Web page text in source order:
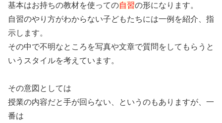
基本はお持ちの教材を使っての自習の形になります。
自習のやり方がわからない子どもたちには一例を紹介、指
示します。
その中で不明なところを写真や文章で質問をしてもらうと
いうスタイルを考えています。
その意図としては
授業の内容だと手が回らない、というのもありますが、一
番は